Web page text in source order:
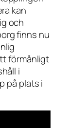
kan
och
finns nu
förmånligt
i
på plats i